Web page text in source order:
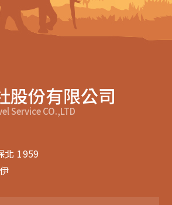
股份有限公司
Service CO.,LTD
北 1959